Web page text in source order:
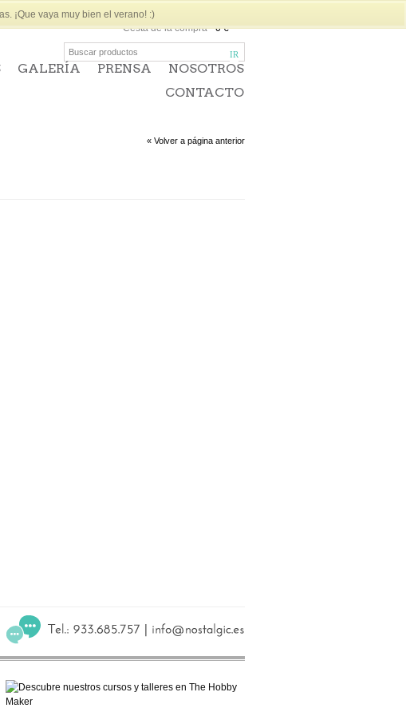
Cesta de la compra-0 €
GALERÍA PRENSA
NOSOTROS
CONTACTO
« Volver a página anterior
¡Que vaya muy bien el verano! :)